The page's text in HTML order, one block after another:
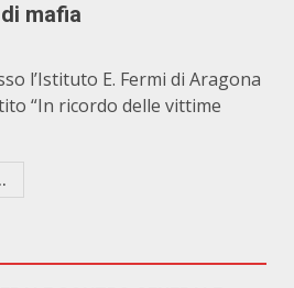
mafia
l’Istituto E. Fermi di Aragona
“In ricordo delle vittime